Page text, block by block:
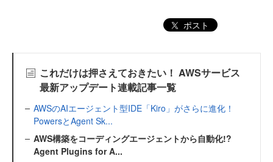
ポスト
これだけは押さえておきたい！ AWSサービス
最新アップデート連載記事一覧
AWSのAIエージェント型IDE「Kiro」がさらに進化！
PowersとAgent Sk...
AWS構築をコーディングエージェントから自動化!?
Agent Plugins for A...